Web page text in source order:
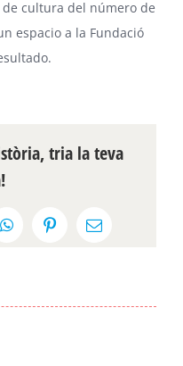
cultura del número de
espacio a la Fundació
.
tria la teva
WhatsAppPinterestEmail: